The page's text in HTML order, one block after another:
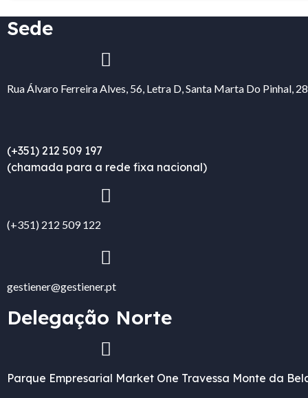
Sede
Rua Álvaro Ferreira Alves, 56, Letra D, Santa Marta Do Pinhal,
(+351) 212 509 197
(chamada para a rede fixa nacional)
(+351) 212 509 122
gestiener@gestiener.pt
Delegação Norte
Parque Empresarial Market One Travessa Monte da